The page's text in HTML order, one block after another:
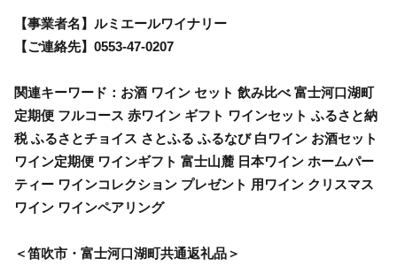
【事業者名】ルミエールワイナリー
【ご連絡先】0553-47-0207
関連キーワード：お酒 ワイン セット 飲み比べ 富士河口湖町
定期便 フルコース 赤ワイン ギフト ワインセット ふるさと納
税 ふるさとチョイス さとふる ふるなび 白ワイン お酒セット
ワイン定期便 ワインギフト 富士山麓 日本ワイン ホームパー
ティー ワインコレクション プレゼント 用ワイン クリスマス
ワイン ワインペアリング
＜笛吹市・富士河口湖町共通返礼品＞